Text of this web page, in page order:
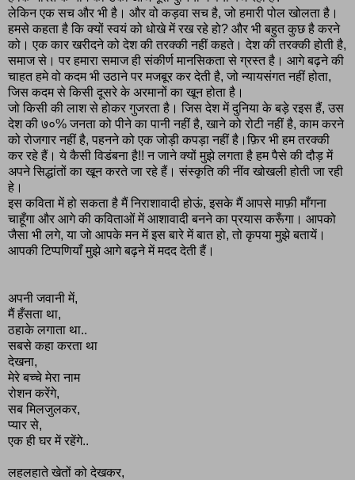
लेकिन एक सच और भी है। और वो कड़वा सच है, जो हमारी पोल खोलता है।
हमसे कहता है कि क्यों स्वयं को धोखे में रख रहे हो? और भी बहुत कुछ है करने
को। एक कार खरीदने को देश की तरक्की नहीं कहते। देश की तरक्की होती है,
समाज से। पर हमारा समाज ही संकीर्ण मानसिकता से ग्रस्त है। आगे बढ़ने की
चाहत हमे वो कदम भी उठाने पर मजबूर कर देती है, जो न्यायसंगत नहीं होता,
जिस कदम से किसी दूसरे के अरमानों का खून होता है।
जो किसी की लाश से होकर गुजरता है। जिस देश में दुनिया के बड़े रइस हैं, उस
देश की ७०% जनता को पीने का पानी नहीं है, खाने को रोटी नहीं है, काम करने
को रोजगार नहीं है, पहनने को एक जोड़ी कपड़ा नहीं है।फ़िर भी हम तरक्की
कर रहे हैं। ये कैसी विडंबना है़!! न जाने क्यों मुझे लगता है हम पैसे की दौड़ में
अपने सिद्धांतों का खून करते जा रहे हैं। संस्कृति की नींव खोखली होती जा रही
हे।
इस कविता में हो सकता है मैं निराशावादी होऊं, इसके मैं आपसे माफ़ी माँगना
चाहूँगा और आगे की कविताओं में आशावादी बनने का प्रयास करूँगा। आपको
जैसा भी लगे, या जो आपके मन में इस बारे में बात हो, तो कृपया मुझे बतायें।
आपकी टिप्पणियाँ मुझे आगे बढ़ने में मदद देती हैं।
अपनी जवानी में,
मैं हँसता था,
ठहाके लगाता था..
सबसे कहा करता था
देखना,
मेरे बच्चे मेरा नाम
रोशन करेंगे,
सब मिलजुलकर,
प्यार से,
एक ही घर में रहेंगे..
लहलहाते खेतों को देखकर,